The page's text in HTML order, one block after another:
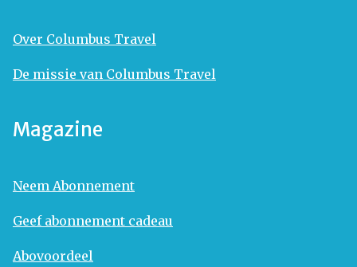
Over Columbus Travel
De missie van Columbus Travel
Magazine
Neem Abonnement
Geef abonnement cadeau
Abovoordeel